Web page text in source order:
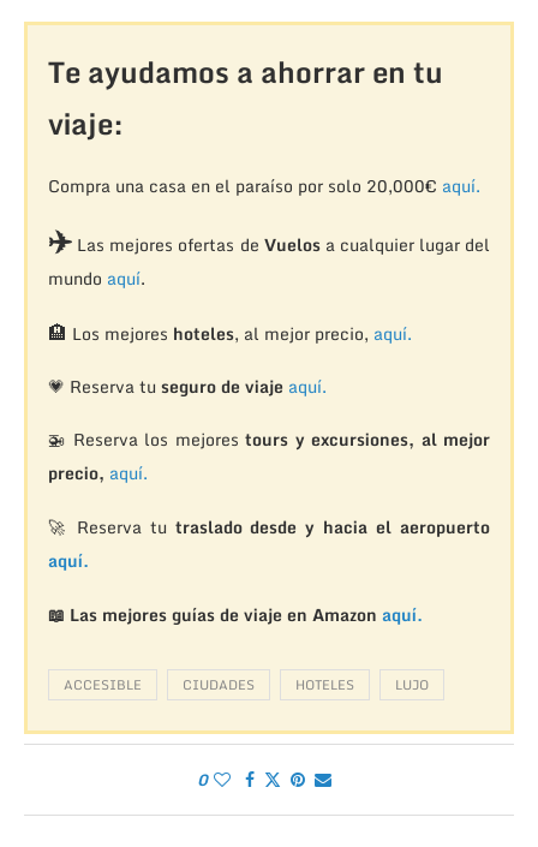
Te ayudamos a ahorrar en tu
viaje:
Compra una casa en el paraíso por solo 20,000€ aquí.
✈️Las mejores ofertas de Vuelosa cualquier lugar del
mundo aquí.
🏨 Los mejores hoteles, al mejor precio, aquí.
💗 Reserva tu seguro de viaje aquí.
🚁 Reserva los mejorestours y excursiones, al mejor
precio, aquí.
🚀 Reserva tu traslado desde y hacia el aeropuerto
aquí.
📖 Las mejores guías de viaje en Amazon aquí.
ACCESIBLE CIUDADES HOTELES LUJO
0